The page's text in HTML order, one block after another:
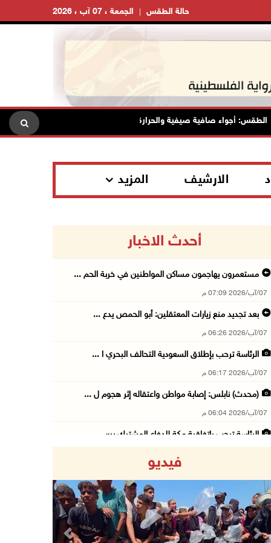
الجمعة ، 07 آب ، 2026 حالة الطقس
أجواء صافية صيفية والحرارة حول معدلها العام محافظة
الارشيف المزيد
أحدث الاخبار
مستعمرون يهاجمون مساكن المواطنين في خربة الحم ...
07/آب/2026 07:09 م
بعد تجديد منع زيارات المعتقلين: أبو الحمص يدع ...
07/آب/2026 06:26 م
الرئاسة ترحب بإطلاق السعودية التحالف البحري ا ...
07/آب/2026 06:17 م
(محدث) نابلس: إصابة مواطن واعتقاله إثر هجوم ل ...
07/آب/2026 06:04 م
الرئاسة ترحب باتفاقية مكة للدفاع المشترك بين ...
07/آب/2026 04:57 م
بيروت: اللجنة الفنية للمجلس الوطني تناقش التر ...
07/آب/2026 03:31 م
فيديو
Previous Next